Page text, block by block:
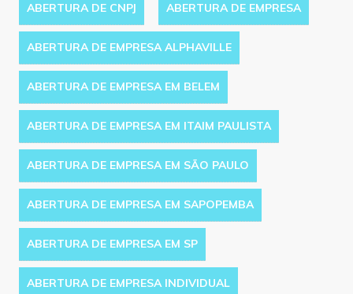
ABERTURA DE CNPJ ABERTURA DE EMPRESA
ABERTURA DE EMPRESA ALPHAVILLE
ABERTURA DE EMPRESA EM BELEM
ABERTURA DE EMPRESA EM ITAIM PAULISTA
ABERTURA DE EMPRESA EM SÃO PAULO
ABERTURA DE EMPRESA EM SAPOPEMBA
ABERTURA DE EMPRESA EM SP
ABERTURA DE EMPRESA INDIVIDUAL